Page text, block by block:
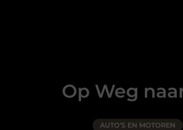
Op Weg
AUTO’S EN MOTOREN